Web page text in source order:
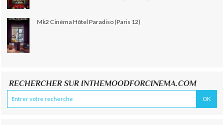
Mk2 Cinéma Hôtel Paradiso (Paris 12)
RECHERCHER SUR INTHEMOODFORCINEMA.COM